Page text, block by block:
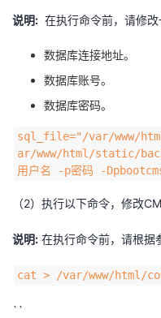
说明: 在执行命令前，请修改
数据库连接地址。
数据库账号。
数据库密码。
sql_file="/var/www/
ar/www/html/static/
用户名 -p密码 -
（2）执行以下命令，修改
说明: 在执行命令前，请根据
cat > /var/www/html/
``